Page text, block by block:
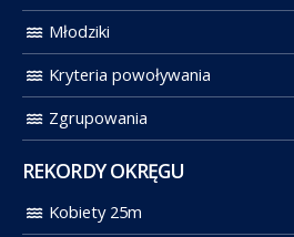
Młodziki
Kryteria powoływania
Zgrupowania
REKORDY OKRĘGU
Kobiety 25m